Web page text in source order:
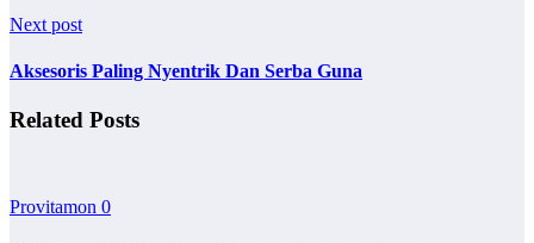
Next post
Aksesoris Paling Nyentrik Dan Serba Guna
Related Posts
Provitamon 0